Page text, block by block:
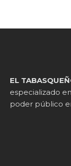
EL
especializado
poder público